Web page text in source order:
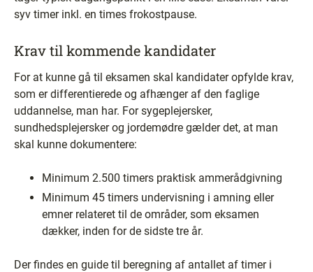
syv timer inkl. en times frokostpause.
Krav til kommende kandidater
For at kunne gå til eksamen skal kandidater opfylde krav,
som er differentierede og afhænger af den faglige
uddannelse, man har. For sygeplejersker,
sundhedsplejersker og jordemødre gælder det, at man
skal kunne dokumentere:
Minimum 2.500 timers praktisk ammerådgivning
Minimum 45 timers undervisning i amning eller
emner relateret til de områder, som eksamen
dækker, inden for de sidste tre år.
Der findes en guide til beregning af antallet af timer i